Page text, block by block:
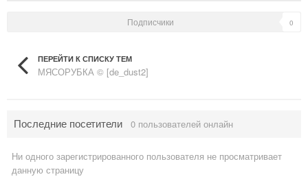
Подписчики 0
ПЕРЕЙТИ К СПИСКУ ТЕМ
МЯСОРУБКА © [de_dust2]
Последние посетители 0 пользователей онлайн
Ни одного зарегистрированного пользователя не просматривает
данную страницу